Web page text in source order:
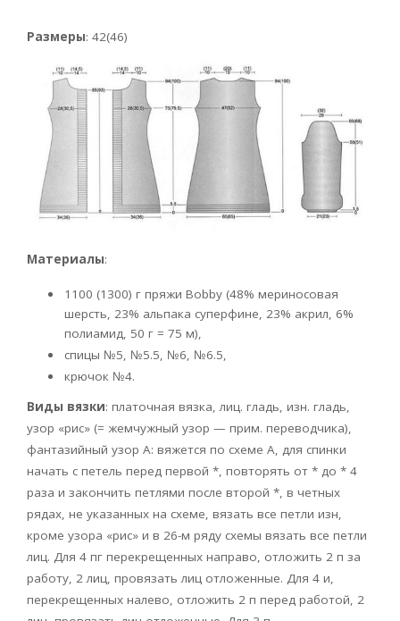
Размеры: 42(46)
Материалы:
1100 (1300) г пряжи Bobby (48% мериносовая
шерсть, 23% альпака суперфине, 23% акрил, 6%
полиамид, 50 г = 75 м),
спицы №5, №5.5, №6, №6.5,
крючок №4.
Виды вязки: платочная вязка, лиц. гладь, изн. гладь,
узор «рис» (= жемчужный узор — прим. переводчика),
фантазийный узор А: вяжется по схеме А, для спинки
начать с петель перед первой *, повторять от * до * 4
раза и закончить петлями после второй *, в четных
рядах, не указанных на схеме, вязать все петли изн,
кроме узора «рис» и в 26-м ряду схемы вязать все петли
лиц. Для 4 пг перекрещенных направо, отложить 2 п за
работу, 2 лиц, провязать лиц отложенные. Для 4 и,
перекрещенных налево, отложить 2 п перед работой, 2